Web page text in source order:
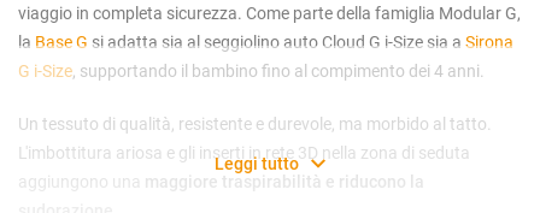
viaggio in completa sicurezza. Come parte della famiglia Modular G,
la Base G si adatta sia al seggiolino auto Cloud G i-Size sia a Sirona
G i-Size, supportando il bambino fino al compimento dei 4 anni.
Un tessuto di qualità, resistente e durevole, ma morbido al tatto.
L'imbottitura ariosa e gli inserti in rete 3D nella zona di seduta
aggiungono una maggiore traspirabilità e riducono la
Leggi tutto